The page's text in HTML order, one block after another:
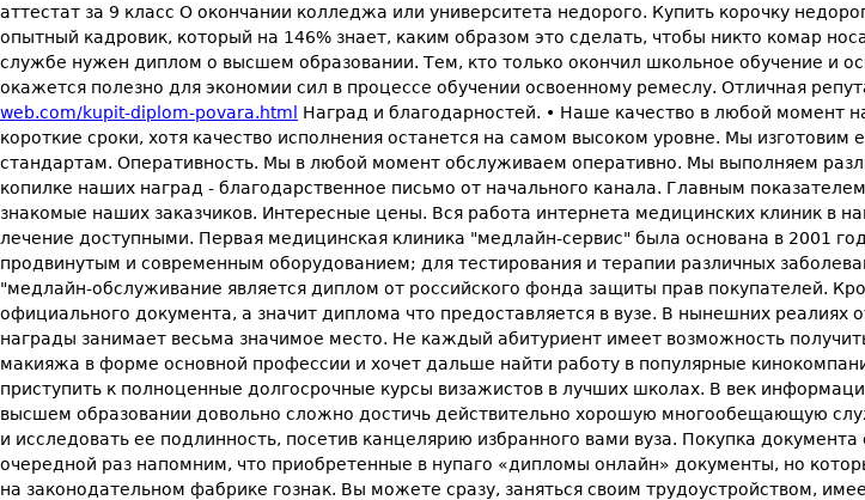
аттестат за 9 класс О окончании колледжа или университета недорого. Купить корочку
опытный кадровик, который на 146% знает, каким образом это сделать, чтобы никто комар
службе нужен диплом о высшем образовании. Тем, кто только окончил школьное обучение и
окажется полезно для экономии сил в процессе обучении освоенному ремеслу. Отличная
web.com/kupit-diplom-povara.html
Наград и благодарностей. • Наше качество в любой момент
короткие сроки, хотя качество исполнения останется на самом высоком уровне. Мы
стандартам. Оперативность. Мы в любой момент обслуживаем оперативно. Мы выполняем
копилке наших наград - благодарственное письмо от начального канала. Главным
знакомые наших заказчиков. Интересные цены. Вся работа интернета медицинских клиник в
лечение доступными. Первая медицинская клиника "медлайн-сервис" была основана в 2001
продвинутым и современным оборудованием; для тестирования и терапии различных
"медлайн-обслуживание является диплом от российского фонда защиты прав покупателей.
официального документа, а значит диплома что предоставляется в вузе. В нынешних
награды занимает весьма значимое место. Не каждый абитуриент имеет возможность
макияжа в форме основной профессии и хочет дальше найти работу в популярные
приступить к полноценные долгосрочные курсы визажистов в лучших школах. В век
высшем образовании довольно сложно достичь действительно хорошую многообещающую
и исследовать ее подлинность, посетив канцелярию избранного вами вуза. Покупка
очередной раз напомним, что приобретенные в нупаго «дипломы онлайн» документы, но
на законодательном фабрике гознак. Вы можете сразу, заняться своим трудоустройством,